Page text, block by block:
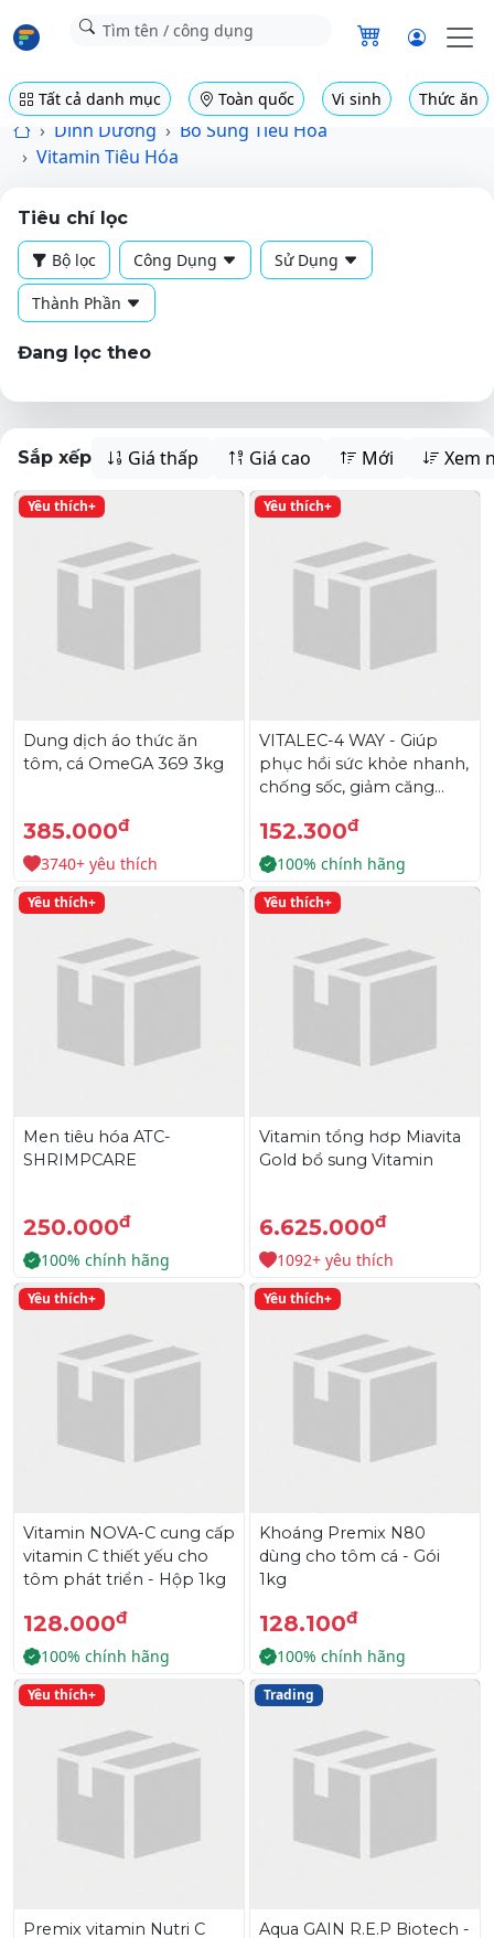
Tất cả danh mục Toàn quốc Vi sinh Thức ăn
Dinh Dưỡng
Bổ Sung Tiêu Hóa
Vitamin Tiêu Hóa
Tiêu chí lọc
Bộ lọc
Công Dụng Sử Dụng
Thành Phần
Đang lọc theo
Sắp xếp Giá thấp Giá cao Mới Xem
Yêu thích+
Dung dịch áo thức ăn
tôm, cá OmeGA 369 3kg
385.000đ
3740+ yêu thích
Yêu thích+
VITALEC-4 WAY - Giúp
phục hồi sức khỏe nhanh,
chống sốc, giảm căng
152.300đ
100% chính hãng
Yêu thích+
Men tiêu hóa ATC-
SHRIMPCARE
250.000đ
100% chính hãng
Yêu thích+
Vitamin tổng hơp Miavita
Gold bổ sung Vitamin
6.625.000đ
1092+ yêu thích
Yêu thích+
Vitamin NOVA-C cung cấp
vitamin C thiết yếu cho
tôm phát triển - Hộp 1kg
128.000đ
100% chính hãng
Yêu thích+
Khoáng Premix N80
dùng cho tôm cá - Gói
1kg
128.100đ
100% chính hãng
Yêu thích+
Premix vitamin Nutri C
Trading
Aqua GAIN R.E.P Biotech -